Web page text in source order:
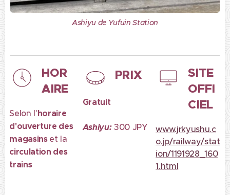
Ashiyu de Yufuin Station
HOR
AIRE
Selon l'horaire
d'ouverture des
magasins et la
circulation des
trains
PRIX
Gratuit
Ashiyu:300 JPY
SITE
OFFI
CIEL
www.jrkyushu.c
o.jp/railway/stat
ion/1191928_160
1.html